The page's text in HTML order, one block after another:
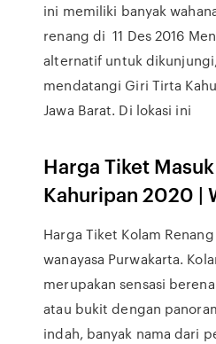
ini memiliki banyak
renang di 11 Des 2016
alternatif untuk
mendatangi Giri Tirta
Jawa Barat. Di lokasi ini
Harga Tiket
Kahuripan 2020 |
Harga Tiket Kolam
wanayasa Purwakarta.
merupakan sensasi
atau bukit dengan
indah, banyak nama dari